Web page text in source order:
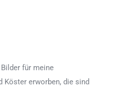
für meine
Köster erworben, die sind